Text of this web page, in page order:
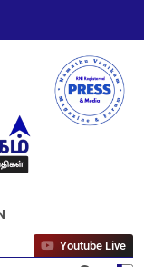
24/7Youtube Live